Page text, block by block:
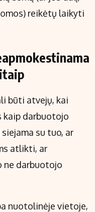
reikėtų laikyti
būti atvejų, kai
kaip darbuotojo
su tuo, ar
atlikti, ar
ne darbuotojo
nuotolinėje vietoje,